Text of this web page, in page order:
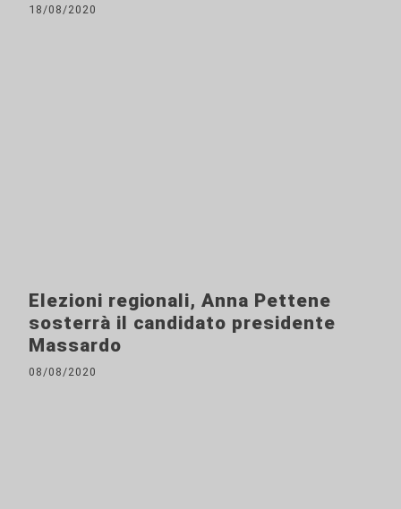
18/08/2020
Elezioni regionali, Anna Pettene
sosterrà il candidato presidente
Massardo
08/08/2020